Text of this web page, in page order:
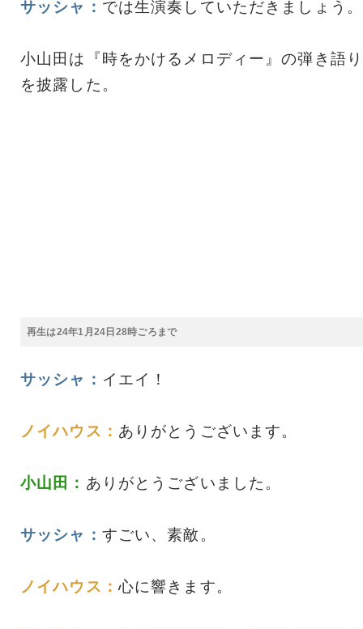
サッシャ： では生演奏していただきましょう。
小山田は『時をかけるメロディー』の弾き語り
を披露した。
再生は24年1月24日28時ごろまで
サッシャ： イエイ！
ノイハウス： ありがとうございます。
小山田： ありがとうございました。
サッシャ： すごい、素敵。
ノイハウス：心に響きます。